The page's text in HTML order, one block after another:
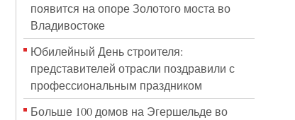
появится на опоре Золотого моста во
Владивостоке
Юбилейный День строителя:
представителей отрасли поздравили с
профессиональным праздником
Больше 100 домов на Эгершельде во